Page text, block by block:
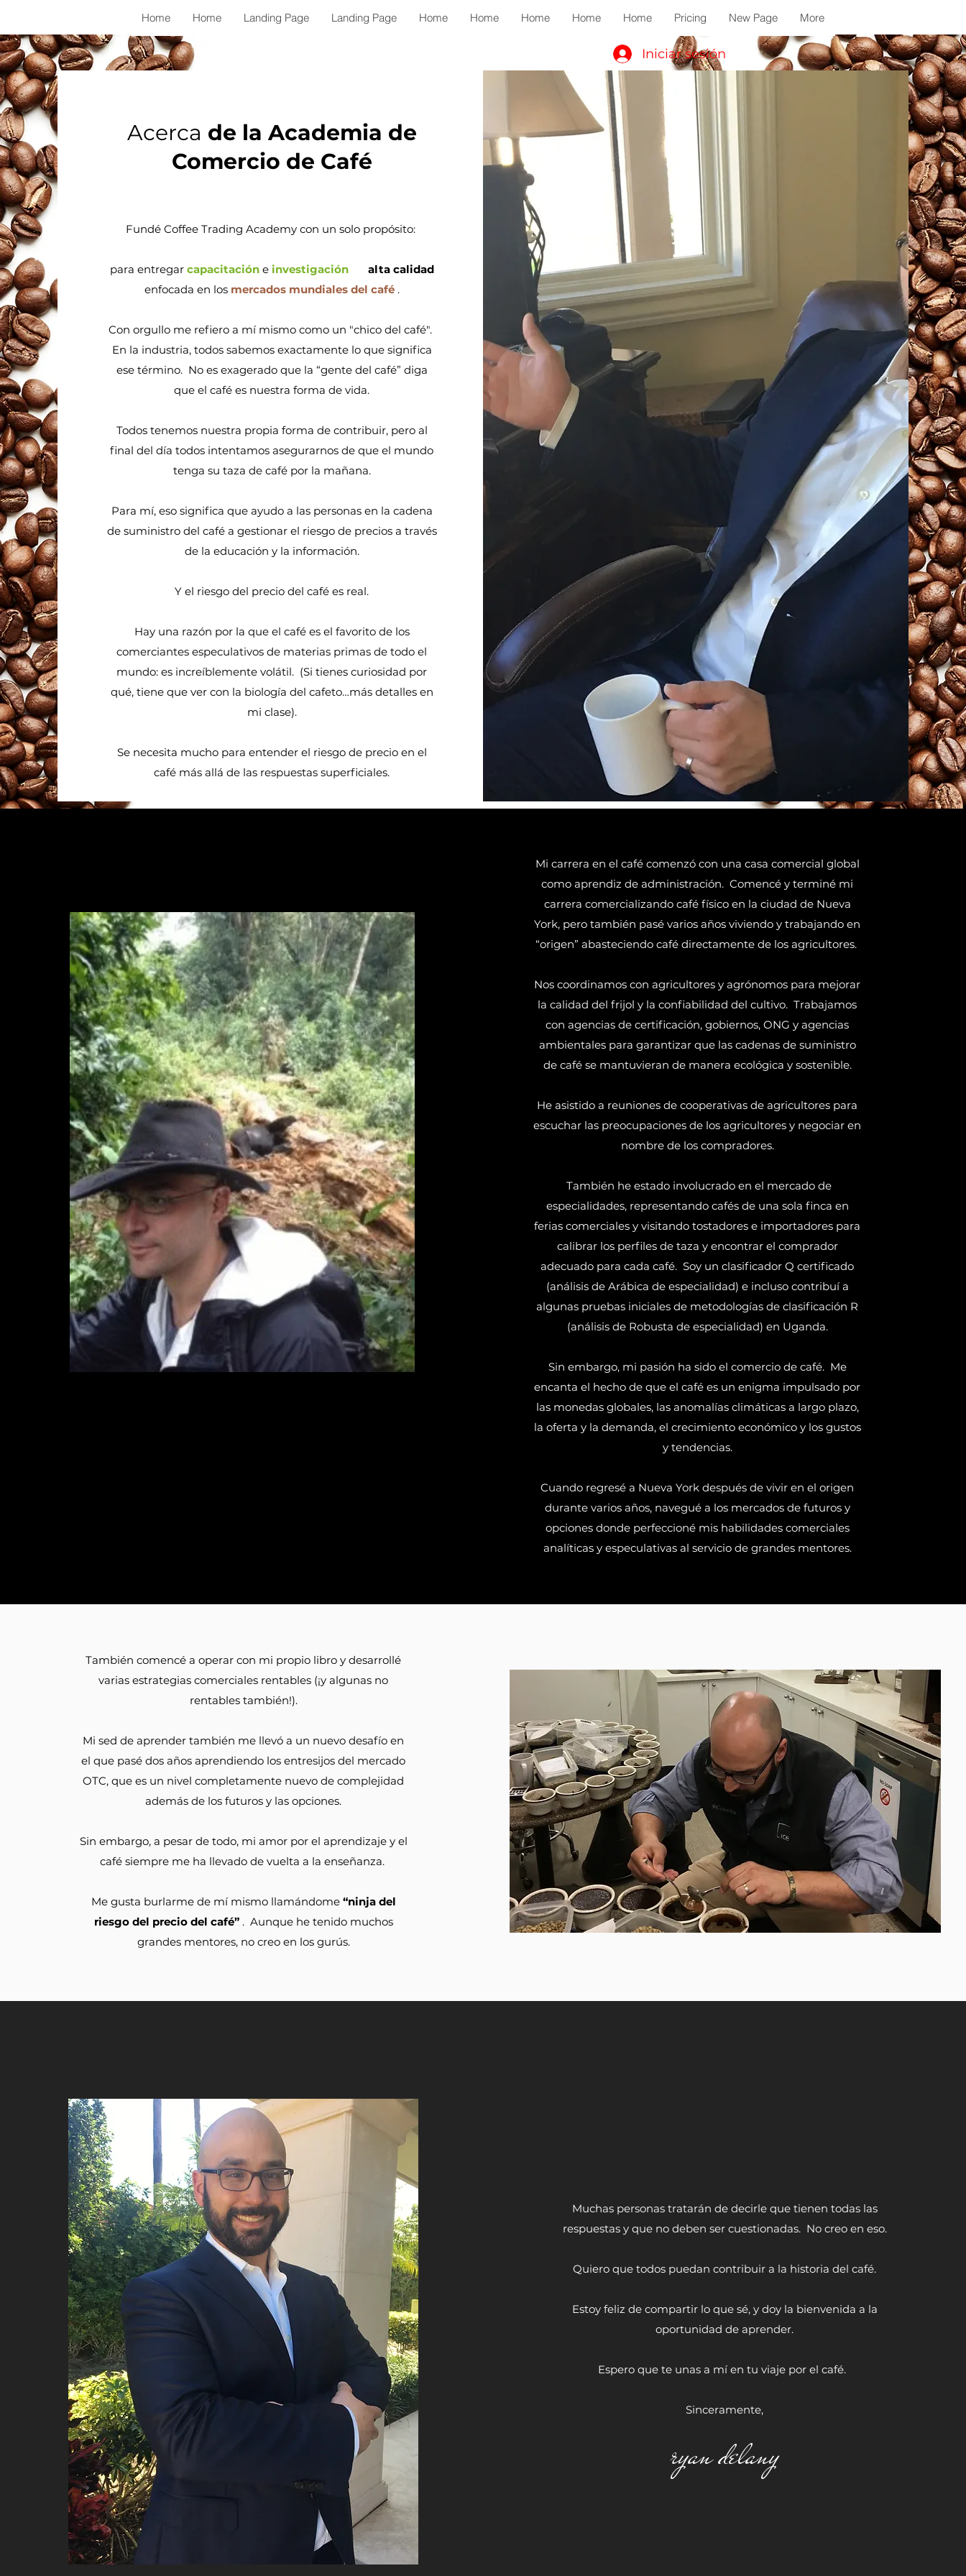
Home Home Landing Page Landing Page Home Home Home Home Home Pricing New Page More
Iniciar sesión
Acerca de la Academia de
Comercio de Café
Fundé Coffee Trading Academy con un solo propósito:
para entregar capacitación e investigaciónde alta calidad
enfocada en los mercados mundiales del café .
Con orgullo me refiero a mí mismo como un "chico del café".
En la industria, todos sabemos exactamente lo que significa
ese término. No es exagerado que la “gente del café” diga
que el café es nuestra forma de vida.
Todos tenemos nuestra propia forma de contribuir, pero al
final del día todos intentamos asegurarnos de que el mundo
tenga su taza de café por la mañana.
Para mí, eso significa que ayudo a las personas en la cadena
de suministro del café a gestionar el riesgo de precios a través
de la educación y la información.
Y el riesgo del precio del café es real.
Hay una razón por la que el café es el favorito de los
comerciantes especulativos de materias primas de todo el
mundo: es increíblemente volátil. (Si tienes curiosidad por
qué, tiene que ver con la biología del cafeto…más detalles en
mi clase).
Se necesita mucho para entender el riesgo de precio en el
café más allá de las respuestas superficiales.
Mi carrera en el café comenzó con una casa comercial global
como aprendiz de administración. Comencé y terminé mi
carrera comercializando café físico en la ciudad de Nueva
York, pero también pasé varios años viviendo y trabajando en
“origen” abasteciendo café directamente de los agricultores.
Nos coordinamos con agricultores y agrónomos para mejorar
la calidad del frijol y la confiabilidad del cultivo. Trabajamos
con agencias de certificación, gobiernos, ONG y agencias
ambientales para garantizar que las cadenas de suministro
de café se mantuvieran de manera ecológica y sostenible.
He asistido a reuniones de cooperativas de agricultores para
escuchar las preocupaciones de los agricultores y negociar en
nombre de los compradores.
También he estado involucrado en el mercado de
especialidades, representando cafés de una sola finca en
ferias comerciales y visitando tostadores e importadores para
calibrar los perfiles de taza y encontrar el comprador
adecuado para cada café. Soy un clasificador Q certificado
(análisis de Arábica de especialidad) e incluso contribuí a
algunas pruebas iniciales de metodologías de clasificación R
(análisis de Robusta de especialidad) en Uganda.
Sin embargo, mi pasión ha sido el comercio de café. Me
encanta el hecho de que el café es un enigma impulsado por
las monedas globales, las anomalías climáticas a largo plazo,
la oferta y la demanda, el crecimiento económico y los gustos
y tendencias.
Cuando regresé a Nueva York después de vivir en el origen
durante varios años, navegué a los mercados de futuros y
opciones donde perfeccioné mis habilidades comerciales
analíticas y especulativas al servicio de grandes mentores.
También comencé a operar con mi propio libro y desarrollé
varias estrategias comerciales rentables (¡y algunas no
rentables también!).
Mi sed de aprender también me llevó a un nuevo desafío en
el que pasé dos años aprendiendo los entresijos del mercado
OTC, que es un nivel completamente nuevo de complejidad
además de los futuros y las opciones.
Sin embargo, a pesar de todo, mi amor por el aprendizaje y el
café siempre me ha llevado de vuelta a la enseñanza.
Me gusta burlarme de mí mismo llamándome “ninja del
riesgo del precio del café”. Aunque he tenido muchos
grandes mentores, no creo en los gurús.
Muchas personas tratarán de decirle que tienen todas las
respuestas y que no deben ser cuestionadas. No creo en eso.
Quiero que todos puedan contribuir a la historia del café.
Estoy feliz de compartir lo que sé, y doy la bienvenida a la
oportunidad de aprender.
Espero que te unas a mí en tu viaje por el café.
Sinceramente,
ryan delany